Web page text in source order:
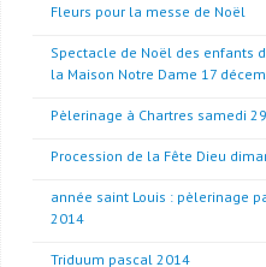
Fleurs pour la messe de Noël
Spectacle de Noël des enfants
la Maison Notre Dame 17
Pèlerinage à Chartres samedi
Procession de la Fête Dieu
année saint Louis : pèlerinage
2014
Triduum pascal 2014